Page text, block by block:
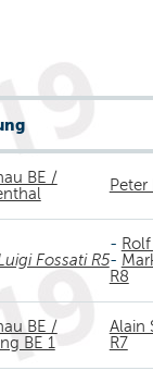
BE /
Peter
Fossati R5
-
-
R8
BE /
BE 1
Alain
R7